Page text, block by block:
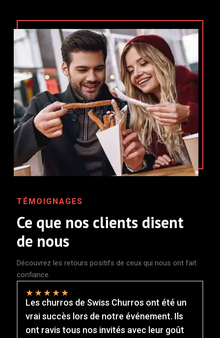
TÉMOIGNAGES
Ce que nos clients disent
de nous
Découvrez les retours positifs de ceux qui nous ont fait
confiance.
★★★★★
Les churros de Swiss Churros ont été un
vrai succès lors de notre événement. Ils
ont ravis tous nos invités avec leur goût